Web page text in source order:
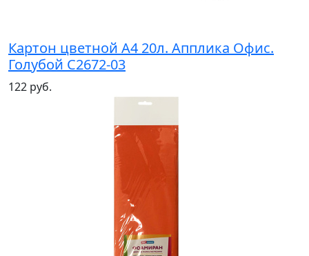
Картон цветной А4 20л. Апплика Офис.
Голубой С2672-03
122 руб.